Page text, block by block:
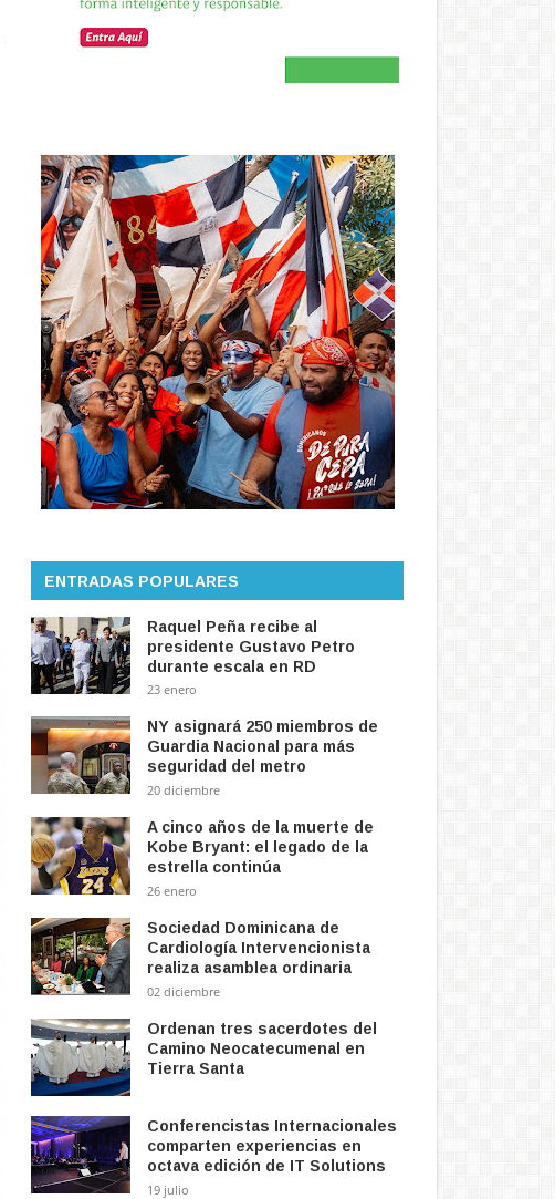
ENTRADAS POPULARES
Raquel Peña recibe al
presidente Gustavo Petro
durante escala en RD
23 enero
NY asignará 250 miembros de
Guardia Nacional para más
seguridad del metro
20 diciembre
A cinco años de la muerte de
Kobe Bryant: el legado de la
estrella continúa
26 enero
Sociedad Dominicana de
Cardiología Intervencionista
realiza asamblea ordinaria
02 diciembre
Ordenan tres sacerdotes del
Camino Neocatecumenal en
Tierra Santa
Conferencistas Internacionales
comparten experiencias en
octava edición de IT Solutions
19 julio